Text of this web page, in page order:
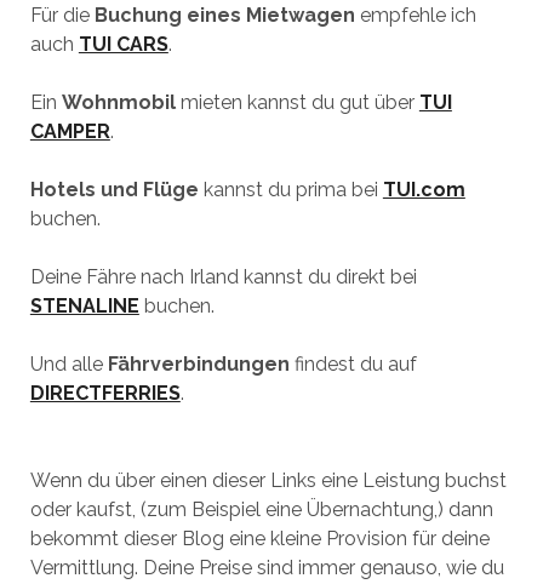
Für die Buchung eines Mietwagen empfehle ich
auch TUI CARS.
Ein Wohnmobilmieten kannst du gut über TUI
CAMPER.
Hotels und Flüge kannst du prima bei TUI.com
buchen.
Deine Fähre nach Irland kannst du direkt bei
STENALINE buchen.
Und alle Fährverbindungen findest du auf
DIRECTFERRIES.
Wenn du über einen dieser Links eine Leistung buchst
oder kaufst, (zum Beispiel eine Übernachtung,) dann
bekommt dieser Blog eine kleine Provision für deine
Vermittlung. Deine Preise sind immer genauso, wie du